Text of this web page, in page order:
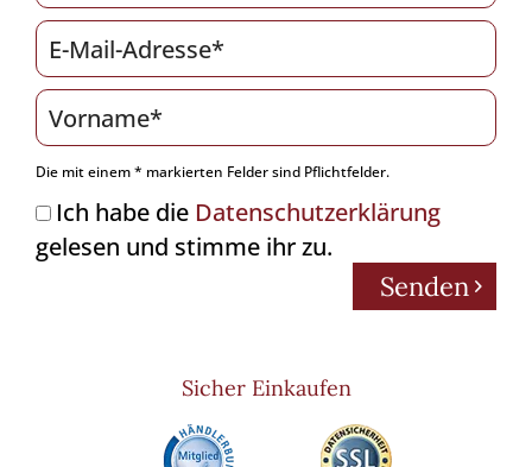
Die mit einem * markierten Felder sind Pflichtfelder.
Ich habe die Datenschutzerklärung
gelesen und stimme ihr zu.
Senden
Sicher Einkaufen